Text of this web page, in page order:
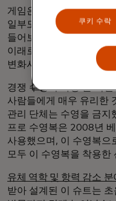
게임은 빠른 속도로 진화
일부도 거대한 변화에서
들어보겠습니다. 수영의
이래로 변하지 않았지만,
변화시키고 있습니다.
경쟁 수영의 가장 큰 혁
사람들에게 매우 유리한
관리 단체는 수영을 금
프로 수영복은 2008년
사용했으며, 이 수영복으
모두 이 수영복을 착용한
유체 역학 및 항력 감소 분
받아 설계된 이 슈트는
쿠키 수락